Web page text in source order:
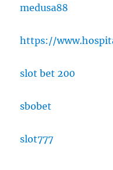
medusa88
https://
slot bet 200
sbobet
slot777